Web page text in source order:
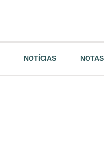
NOTÍCIAS NOTAS